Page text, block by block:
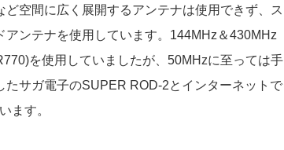
空間に広く展開するアンテナは使用できず、ス
ンテナを使用しています。144MHz＆430MHz
を使用していましたが、50MHzに至っては手
サガ電子のSUPER ROD-2とインターネットで
ます。